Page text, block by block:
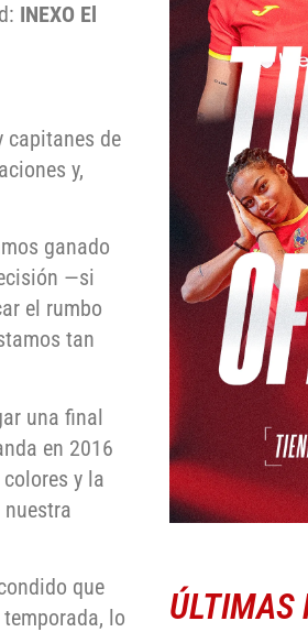
INEXO El
capitanes de
y,
ganado
—si
el rumbo
tan
una final
en 2016
y la
que
lo
ÚLTIMAS